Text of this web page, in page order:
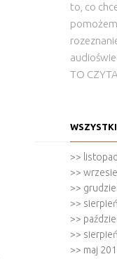
to, co
TO
>>
>>
>>
>>
>>
>>
>> maj